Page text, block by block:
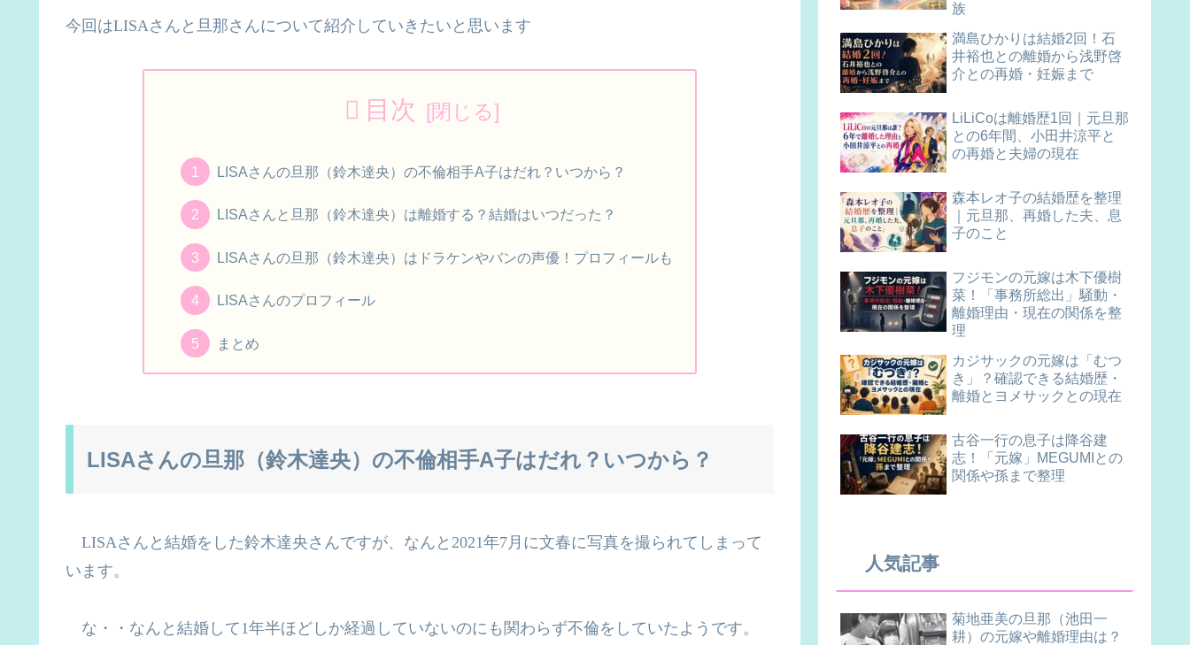
今回はLISAさんと旦那さんについて紹介していきたいと思います
目次
LISAさんの旦那（鈴木達央）の不倫相手A子はだれ？いつから？
LISAさんと旦那（鈴木達央）は離婚する？結婚はいつだった？
LISAさんの旦那（鈴木達央）はドラケンやバンの声優！プロフィールも
LISAさんのプロフィール
まとめ
LISAさんの旦那（鈴木達央）の不倫相手A子はだれ？いつから？
LISAさんと結婚をした鈴木達央さんですが、なんと 2021年7月に文春に写真を撮られてしまって
います。
な・・なんと結婚して 1年半ほどしか経過していないのにも関わらず不倫をしていた ようです。
族
満島ひかりは結婚2回！石
井裕也との離婚から浅野啓
介との再婚・妊娠まで
LiLiCoは離婚歴1回｜元旦那
との6年間、小田井涼平と
の再婚と夫婦の現在
森本レオ子の結婚歴を整理
｜元旦那、再婚した夫、息
子のこと
フジモンの元嫁は木下優樹
菜！「事務所総出」騒動・
離婚理由・現在の関係を整
理
カジサックの元嫁は「むつ
き」？確認できる結婚歴・
離婚とヨメサックとの現在
古谷一行の息子は降谷建
志！「元嫁」MEGUMIとの
関係や孫まで整理
人気記事
菊地亜美の旦那（池田一
耕）の元嫁や離婚理由は？